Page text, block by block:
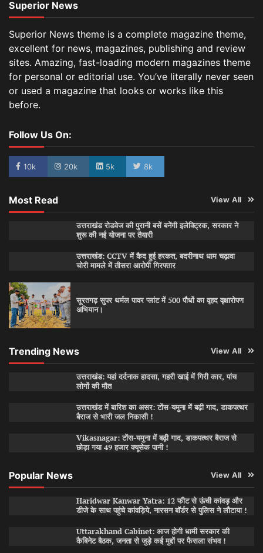
Superior News
Superior News theme is a complete magazine theme,
excellent for news, magazines, publishing and review
sites. Amazing, fast-loading modern magazines theme
for personal or editorial use. You’ve literally never seen
or used a magazine that looks or works like this
before.
Follow Us On:
10k 20k 5k 8k
Most Read View All
उत्तराखंड रोडवेज की पुरानी बसें बनेंगी इलेक्ट्रिक, सरकार ने
शुरू की नई योजना पर तैयारी
उत्तराखंड: CCTV में कैद हुई हरकत, बदरीनाथ धाम चढ़ावा
चोरी मामले में तीसरा आरोपी गिरफ्तार
सूरतगढ़ सुपर थर्मल पावर प्लांट में 500 पौधों का वृहद वृक्षारोपण
अभियान।
Trending News View All
उत्तराखंड: यहां दर्दनाक हादसा, गहरी खाई में गिरी कार, पांच
लोगों की मौत
उत्तराखंड में बारिश का असर: टोंस-यमुना में बढ़ी गाद, डाकपत्थर
बैराज से भारी जल निकासी !
Vikasnagar: टोंस-यमुना में बढ़ी गाद, डाकपत्थर बैराज से
छोड़ा गया 49 हजार क्यूसेक पानी !
Popular News View All
Haridwar Kanwar Yatra: 12 फीट से ऊंची कांवड़ और
डीजे के साथ पहुंचे कांवड़िये, नारसन बॉर्डर से पुलिस ने लौटाया !
Uttarakhand Cabinet: आज होगी धामी सरकार की
कैबिनेट बैठक, जनता से जुड़े कई मुद्दों पर फैसला संभव !